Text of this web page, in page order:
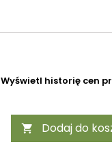
Wyświetl historię cen
 Dodaj do